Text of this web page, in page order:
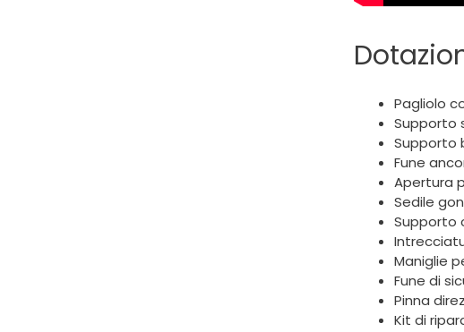
Pagliolo
Supporto
Supporto
Fune
Apertura
Sedile
Supporto
Maniglie
Fune di
Pinna
Kit di